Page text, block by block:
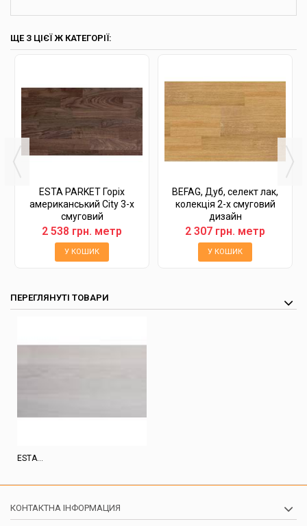
ЩЕ З ЦІЄЇ Ж КАТЕГОРІЇ:
ESTA PARKET Горіх
американський City 3-х
смуговий
2 538 грн. метр
У КОШИК
BEFAG, Дуб, селект лак,
колекція 2-х смуговий
дизайн
2 307 грн. метр
У КОШИК
ПЕРЕГЛЯНУТІ ТОВАРИ
ESTA...
КОНТАКТНА ІНФОРМАЦИЯ